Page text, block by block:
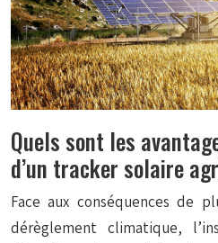
Quels sont les
d’un tracker solaire
Face aux conséquences de
dérèglement climatique,